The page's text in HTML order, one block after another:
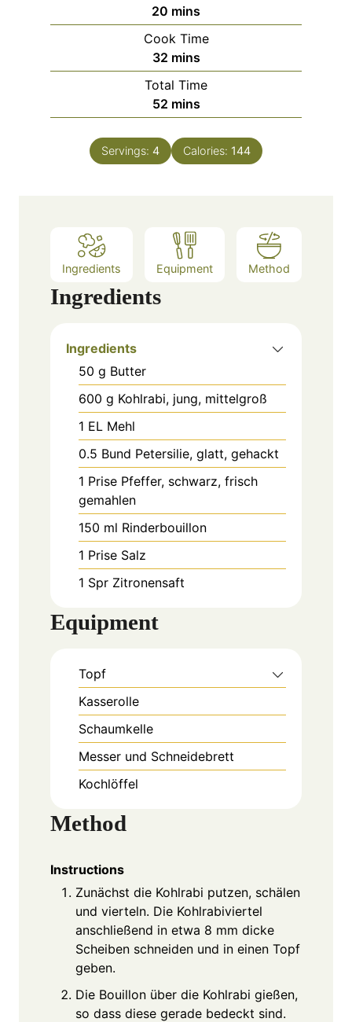
20 m
i
n
u
t
e
s
mins
Cook Time
32m
i
n
u
e
mins
Total Time
52m
i
n
u
mins
Servings: 4 Calories: 144
Ingredients Equipment Method
Ingredients
Ingredients
50 g Butter
600 g Kohlrabi, jung, mittelgroß
1 EL Mehl
0.5 Bund Petersilie, glatt, gehackt
1 Prise Pfeffer, schwarz, frisch
gemahlen
150 ml Rinderbouillon
1 Prise Salz
1 Spr Zitronensaft
Equipment
Topf
Kasserolle
Schaumkelle
Messer und Schneidebrett
Kochlöffel
Method
Instructions
Zunächst die Kohlrabi putzen, schälen
und vierteln. Die Kohlrabiviertel
anschließend in etwa 8 mm dicke
Scheiben schneiden und in einen Topf
geben.
Die Bouillon über die Kohlrabi gießen,
so dass diese gerade bedeckt sind.